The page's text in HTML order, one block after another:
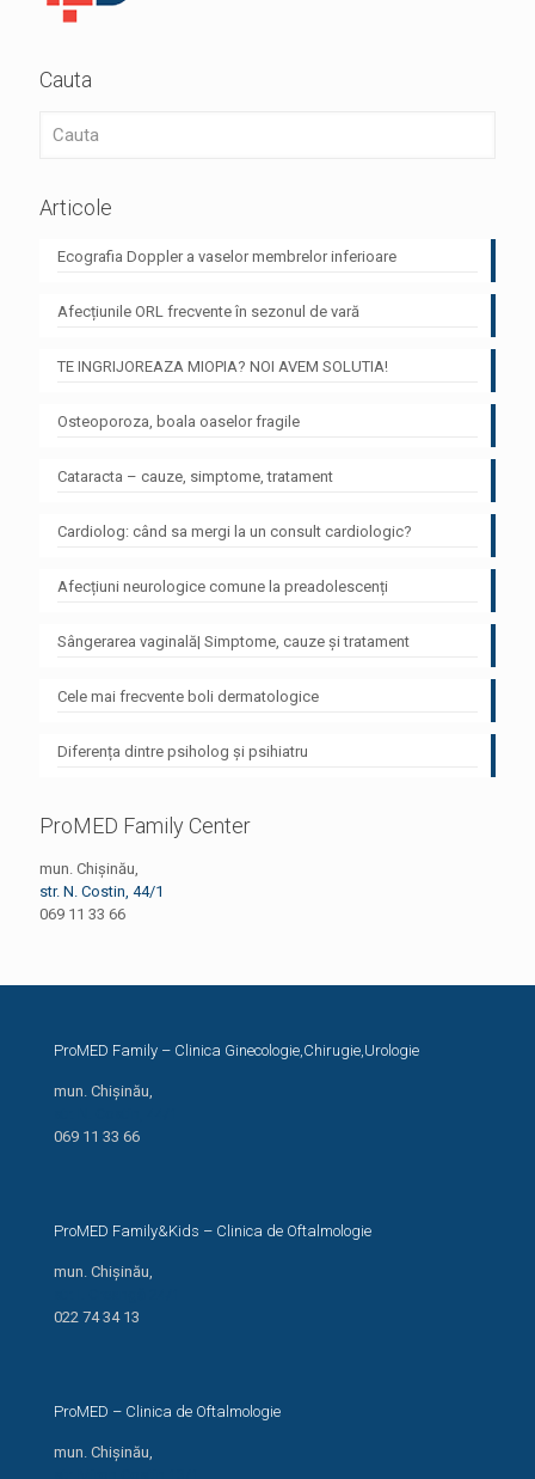
Cauta
Articole
Ecografia Doppler a vaselor membrelor inferioare
Afecțiunile ORL frecvente în sezonul de vară
TE INGRIJOREAZA MIOPIA? NOI AVEM SOLUTIA!
Osteoporoza, boala oaselor fragile
Cataracta – cauze, simptome, tratament
Cardiolog: când sa mergi la un consult cardiologic?
Afecțiuni neurologice comune la preadolescenți
Sângerarea vaginală| Simptome, cauze și tratament
Cele mai frecvente boli dermatologice
Diferența dintre psiholog și psihiatru
ProMED Family Center
mun. Chișinău,
str. N. Costin, 44/1
069 11 33 66
ProMED Family – Clinica Ginecologie,Chirugie,Urologie
mun. Chișinău,
069 11 33 66
ProMED Family&Kids – Clinica de Oftalmologie
mun. Chișinău,
022 74 34 13
ProMED – Clinica de Oftalmologie
mun. Chișinău,